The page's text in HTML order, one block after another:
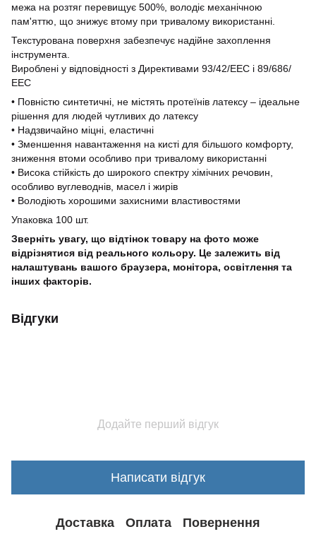
межа на розтяг перевищує 500%, володіє механічною
пам'яттю, що знижує втому при тривалому використанні.
Текстурована поверхня забезпечує надійне захоплення
інструмента.
Вироблені у відповідності з Директивами 93/42/ЕЕС і 89/686/
ЕЕС
• Повністю синтетичні, не містять протеїнів латексу – ідеальне
рішення для людей чутливих до латексу
• Надзвичайно міцні, еластичні
• Зменшення навантаження на кисті для більшого комфорту,
зниження втоми особливо при тривалому використанні
• Висока стійкість до широкого спектру хімічних речовин,
особливо вуглеводнів, масел і жирів
• Володіють хорошими захисними властивостями
Упаковка 100 шт.
Зверніть увагу, що відтінок товару на фото може
відрізнятися від реального кольору. Це залежить від
налаштувань вашого браузера, монітора, освітлення та
інших факторів.
Відгуки
Додайте перший відгук
Написати відгук
Доставка Оплата Повернення